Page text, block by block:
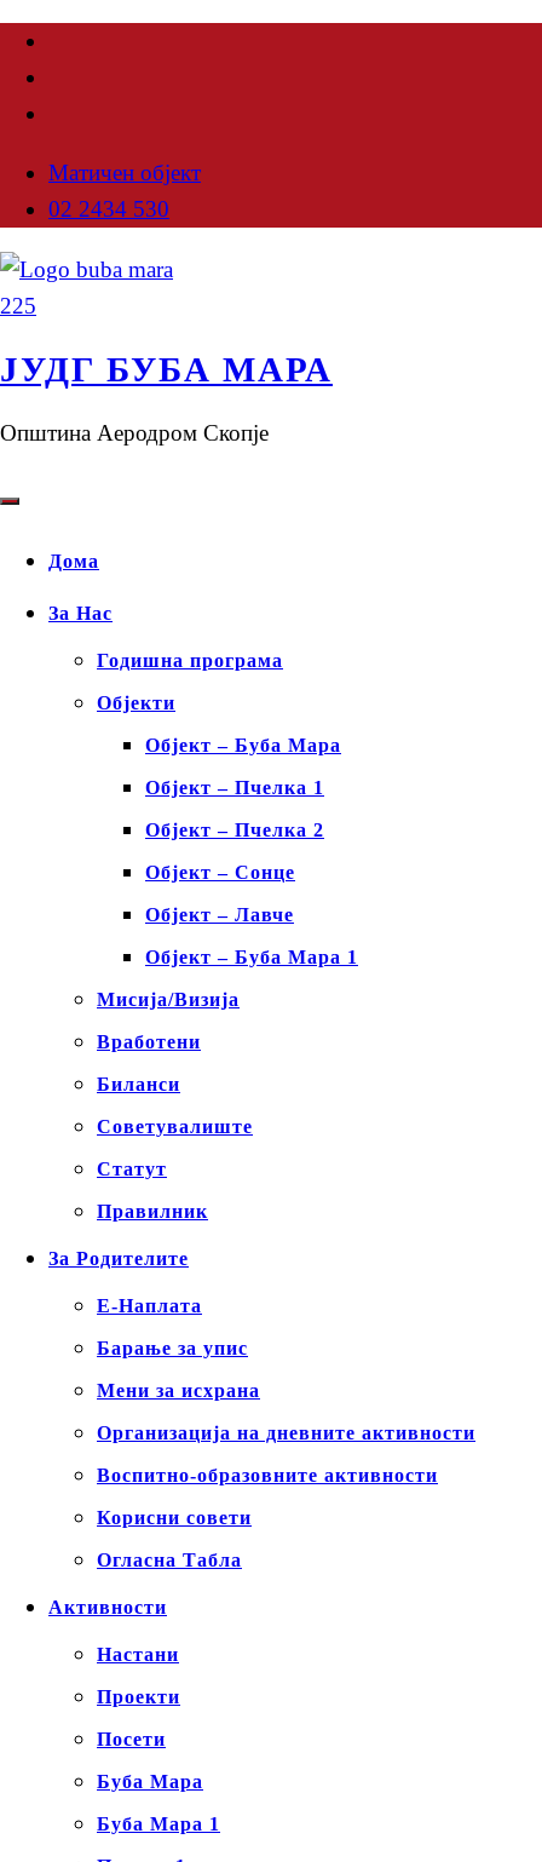
Матичен објект
02 2434 530
ЈУДГ БУБА МАРА
Општина Аеродром Скопје
Дома
За Нас
Годишна програма
Објекти
Објект – Буба Мара
Објект – Пчелка 1
Објект – Пчелка 2
Објект – Сонце
Објект – Лавче
Објект – Буба Мара 1
Мисија/Визија
Вработени
Биланси
Советувалиште
Статут
Правилник
За Родителите
Е-Наплата
Барање за упис
Мени за исхрана
Организација на дневните активности
Воспитно-образовните активности
Корисни совети
Огласна Табла
Активности
Настани
Проекти
Посети
Буба Мара
Буба Мара 1